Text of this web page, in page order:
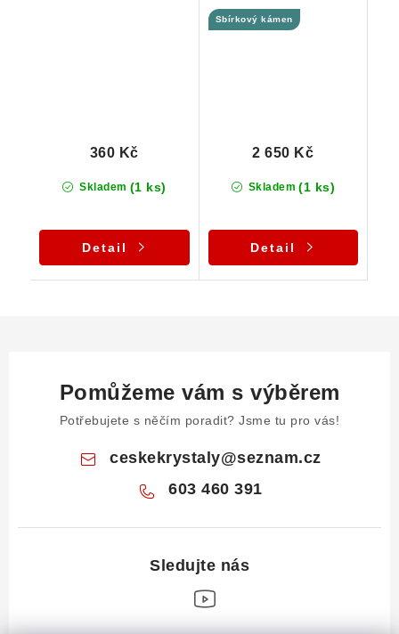
Skladem (1 ks)
360 Kč
Detail
89 g
Sbírkový kámen
Skladem (1 ks)
2 650 Kč
Detail
Pomůžeme vám s výběrem
Potřebujete s něčím poradit? Jsme tu pro vás!
ceskekrystaly@seznam.cz
603 460 391